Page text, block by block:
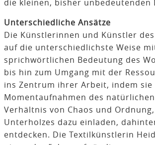
die kleinen, bisher unbedeutenden
Unterschiedliche Ansätze
Die Künstlerinnen und Künstler
auf die unterschiedlichste Weise
sprichwörtlichen Bedeutung des
bis hin zum Umgang mit der
ins Zentrum ihrer Arbeit, indem
Momentaufnahmen des
Verhältnis von Chaos und
Unterholzes dazu einladen,
entdecken. Die Textilkünstlerin